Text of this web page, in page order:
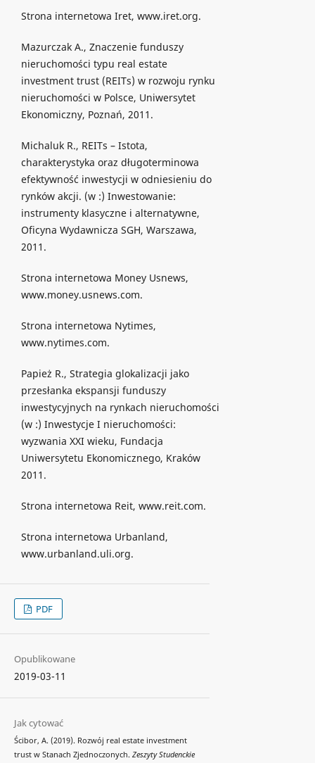
Strona internetowa Iret, www.iret.org.
Mazurczak A., Znaczenie funduszy
nieruchomości typu real estate
investment trust (REITs) w rozwoju rynku
nieruchomości w Polsce, Uniwersytet
Ekonomiczny, Poznań, 2011.
Michaluk R., REITs – Istota,
charakterystyka oraz długoterminowa
efektywność inwestycji w odniesieniu do
rynków akcji. (w :) Inwestowanie:
instrumenty klasyczne i alternatywne,
Oficyna Wydawnicza SGH, Warszawa,
2011.
Strona internetowa Money Usnews,
www.money.usnews.com.
Strona internetowa Nytimes,
www.nytimes.com.
Papież R., Strategia glokalizacji jako
przesłanka ekspansji funduszy
inwestycyjnych na rynkach nieruchomości
(w :) Inwestycje I nieruchomości:
wyzwania XXI wieku, Fundacja
Uniwersytetu Ekonomicznego, Kraków
2011.
Strona internetowa Reit, www.reit.com.
Strona internetowa Urbanland,
www.urbanland.uli.org.
PDF
Opublikowane
2019-03-11
Jak cytować
Ścibor, A. (2019). Rozwój real estate investment
trust w Stanach Zjednoczonych. Zeszyty Studenckie